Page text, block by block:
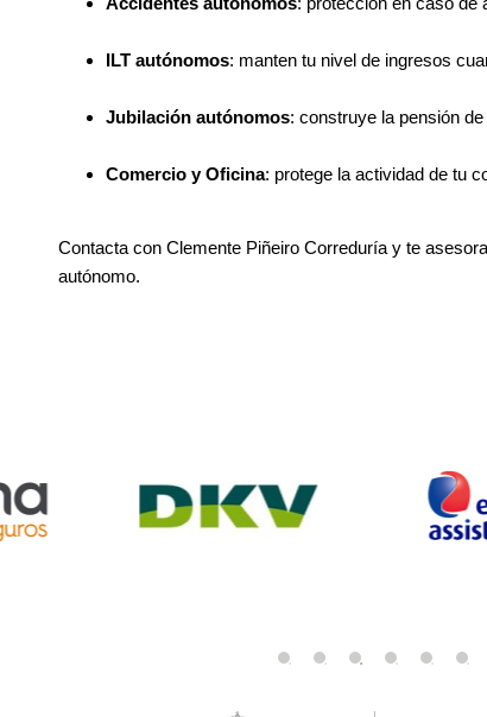
ILT autónomos: manten tu nivel de ingresos
Jubilación autónomos: construye la pensión
Comercio y Oficina: protege la actividad de tu
Contacta con Clemente Piñeiro Correduría y te
autónomo.